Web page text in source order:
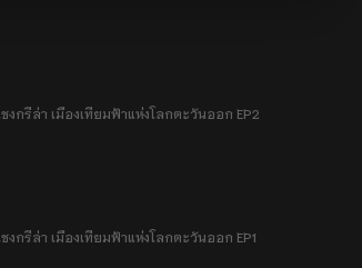
งกรีล่า เมืองเทียมฟ้าแห่งโลกตะวันออก EP2
งกรีล่า เมืองเทียมฟ้าแห่งโลกตะวันออก EP1